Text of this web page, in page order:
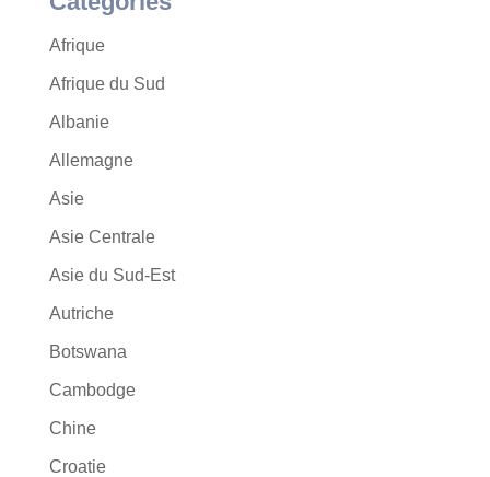
Afrique
Afrique du Sud
Albanie
Allemagne
Asie
Asie Centrale
Asie du Sud-Est
Autriche
Botswana
Cambodge
Chine
Croatie